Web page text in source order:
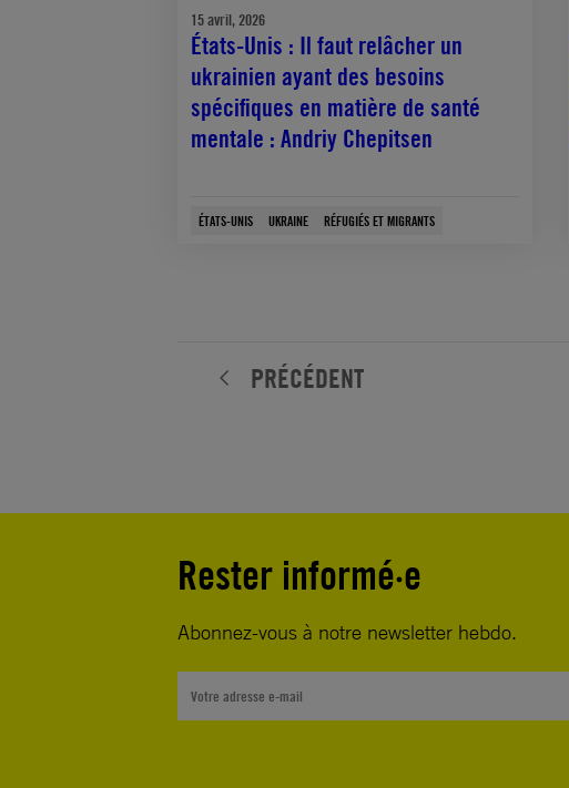
15 avril, 2026
États-Unis : Il faut relâcher un
ukrainien ayant des besoins
spécifiques en matière de santé
mentale : Andriy Chepitsen
ÉTATS-UNIS UKRAINE RÉFUGIÉS ET MIGRANTS
PRÉCÉDENT
Rester informé·e
Abonnez-vous à notre newsletter hebdo.